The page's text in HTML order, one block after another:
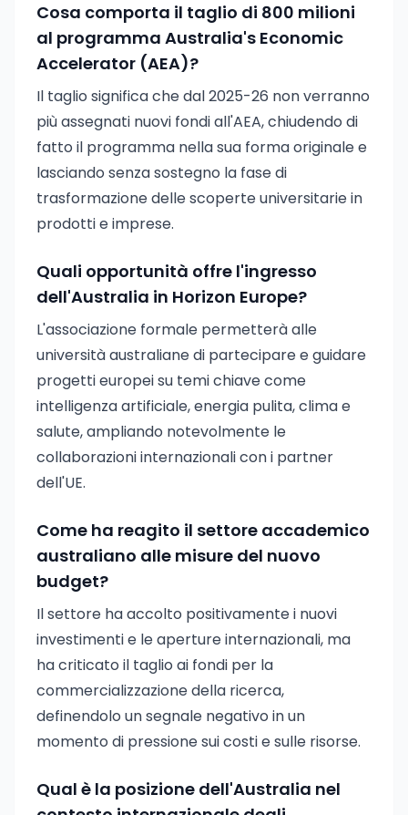
Cosa comporta il taglio di 800 milioni
al programma Australia's Economic
Accelerator (AEA)?
Il taglio significa che dal 2025-26 non verranno
più assegnati nuovi fondi all'AEA, chiudendo di
fatto il programma nella sua forma originale e
lasciando senza sostegno la fase di
trasformazione delle scoperte universitarie in
prodotti e imprese.
Quali opportunità offre l'ingresso
dell'Australia in Horizon Europe?
L'associazione formale permetterà alle
università australiane di partecipare e guidare
progetti europei su temi chiave come
intelligenza artificiale, energia pulita, clima e
salute, ampliando notevolmente le
collaborazioni internazionali con i partner
dell'UE.
Come ha reagito il settore accademico
australiano alle misure del nuovo
budget?
Il settore ha accolto positivamente i nuovi
investimenti e le aperture internazionali, ma
ha criticato il taglio ai fondi per la
commercializzazione della ricerca,
definendolo un segnale negativo in un
momento di pressione sui costi e sulle risorse.
Qual è la posizione dell'Australia nel